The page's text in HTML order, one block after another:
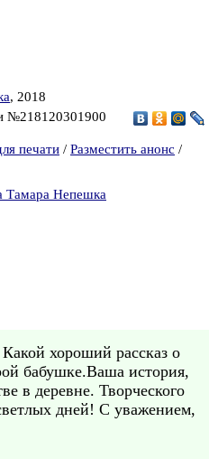
, 2018
№218120301900
печати / Разместить анонс /
Тамара Непешка
хороший рассказ о
бабушке.Ваша история,
в деревне. Творческого
дней! С уважением,